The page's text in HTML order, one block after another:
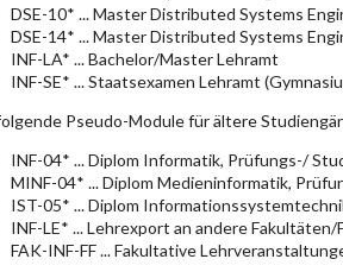
DSE-10* ... Master Distributed Systems
DSE-14* ... Master Distributed Systems
INF-LA* ... Bachelor/Master Lehramt
INF-SE* ... Staatsexamen Lehramt
Pseudo-Module für ältere
INF-04* ... Diplom Informatik, Prüfungs-/
MINF-04* ... Diplom Medieninformatik,
IST-05* ... Diplom
INF-LE* ... Lehrexport an andere Fakultäten/
FAK-INF-FF ... Fakultative